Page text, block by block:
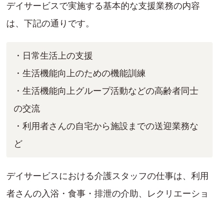
デイサービスで実施する基本的な支援業務の内容
は、下記の通りです。
・日常生活上の支援
・生活機能向上のための機能訓練
・生活機能向上グループ活動などの高齢者同士
の交流
・利用者さんの自宅から施設までの送迎業務な
ど
デイサービスにおける介護スタッフの仕事は、利用
者さんの入浴・食事・排泄の介助、レクリエーショ